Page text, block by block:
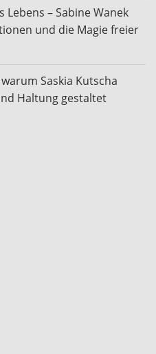
– Sabine Wanek
und die Magie freier
Saskia Kutscha
Haltung gestaltet